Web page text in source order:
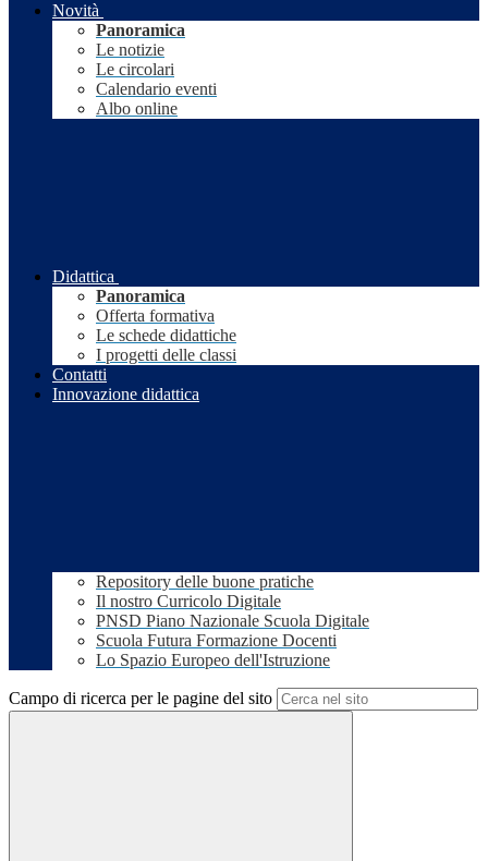
Novità
Panoramica
Le notizie
Le circolari
Calendario eventi
Albo online
Didattica
Panoramica
Offerta formativa
Le schede didattiche
I progetti delle classi
Contatti
Innovazione didattica
Repository delle buone pratiche
Il nostro Curricolo Digitale
PNSD Piano Nazionale Scuola Digitale
Scuola Futura Formazione Docenti
Lo Spazio Europeo dell'Istruzione
Campo di ricerca per le pagine del sito